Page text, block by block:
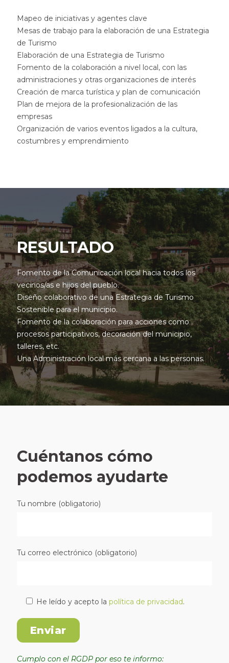
Mapeo de iniciativas y agentes clave
Mesas de trabajo para la elaboración de una Estrategia
de Turismo
Elaboración de una Estrategia de Turismo
Fomento de la colaboración a nivel local, con las
administraciones y otras organizaciones de interés
Creación de marca turística y plan de comunicación
Plan de mejora de la profesionalización de las
empresas
Organización de varios eventos ligados a la cultura,
costumbres y emprendimiento
RESULTADO
Fomento de la Comunicación local hacia todos los
vecinos/as e hijos del pueblo.
Diseño colaborativo de una Estrategia de Turismo
Sostenible para el municipio.
Fomento de la colaboración para acciones como
procesos participativos, decoración del municipio,
talleres, etc.
Una Administración local más cercana a las personas.
Cuéntanos cómo
podemos ayudarte
Tu nombre (obligatorio)
Tu correo electrónico (obligatorio)
He leído y acepto la política de privacidad.
Cumplo con el RGDP por eso te informo: